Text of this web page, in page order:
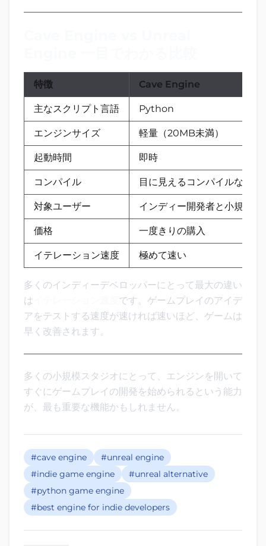
特徴 Cave Engine
主なスクリプト言語 Python
エンジンサイズ 軽量（20MB未満）
起動時間 即時
コンパイル 目に見えるコンパイルなし
対象ユーザー インディー開発者と小規模チ
価格 一度きりの購入
イテレーション速度 極めて速い
多くのインディーデベロッパーにとって最大の違い
は
です。ゲームプレイのアイデ
アをテストする速度が速ければ速いほど、ゲームは
早く改善されます。
多くの小規模スタジオにとって、エンジンを開いて
すぐにゲームプレイの開発を始められるという能力
が、最も重要な機能かもしれません。
#cave engine
#unreal engine
#indie game engine
#unreal alternative
#python game engine
#best engine for indie developers